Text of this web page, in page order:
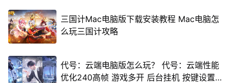
三国计Mac电脑版下载安装教程 Mac电脑怎
么玩三国计攻略
代号：云端电脑版怎么玩？ 代号：云端性能
优化240高帧 游戏多开 后台挂机 按键设置